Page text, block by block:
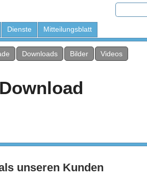
Dienste Mitteilungsblatt
Downloads Bilder Videos
unseren Kunden